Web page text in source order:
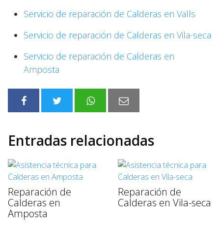
Servicio de reparación de Calderas en Valls
Servicio de reparación de Calderas en Vila-seca
Servicio de reparación de Calderas en
Amposta
Entradas relacionadas
Reparación de
Calderas en
Amposta
Reparación de
Calderas en Vila-seca